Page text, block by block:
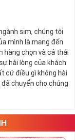
sim, chúng tôi
mình là mang đến
hàng chọn và cả thái
hài lòng của khách
cứ điều gì không hài
đã chuyển cho chúng